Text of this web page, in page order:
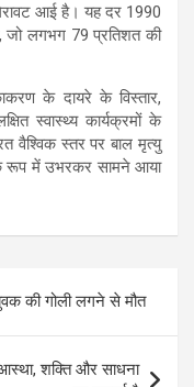
आई है। यह दर 1990
लगभग 79 प्रतिशत की
के दायरे के विस्तार,
स्वास्थ्य कार्यक्रमों के
वैश्विक स्तर पर बाल मृत्यु
के रूप में उभरकर सामने आया
युवक की गोली लगने से मौत
आस्था, शक्ति और साधना